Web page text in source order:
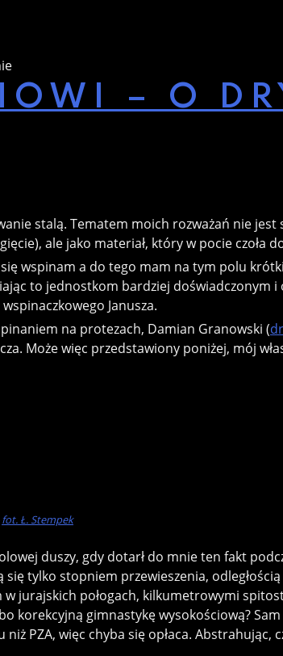
– O
stalą. Tematem moich rozważań nie
ale jako materiał, który w pocie czoła
wspinam a do tego mam na tym polu
to jednostkom bardziej doświadczonym
Janusza.
na protezach, Damian Granowski (
Może więc przedstawiony poniżej, mój
fot. Ł. Stempek
duszy, gdy dotarł do mnie ten fakt
tylko stopniem przewieszenia,
jurajskich połogach, kilkumetrowymi
gimnastykę wysokościową?
PZA, więc chyba się opłaca. Abstrahując,